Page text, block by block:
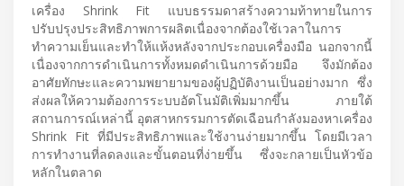
เครื่อง Shrink Fit แบบธรรมดาสร้างความท้าทายในการ
ปรับปรุงประสิทธิภาพการผลิตเนื่องจากต้องใช้เวลาในการ
ทำความเย็นและทำให้แห้งหลังจากประกอบเครื่องมือ นอกจากนี้
เนื่องจากการดำเนินการทั้งหมดดำเนินการด้วยมือ จึงมักต้อง
อาศัยทักษะและความพยายามของผู้ปฏิบัติงานเป็นอย่างมาก ซึ่ง
ส่งผลให้ความต้องการระบบอัตโนมัติเพิ่มมากขึ้น ภายใต้
สถานการณ์เหล่านี้ อุตสาหกรรมการตัดเฉือนกำลังมองหาเครื่อง
Shrink Fit ที่มีประสิทธิภาพและใช้งานง่ายมากขึ้น โดยมีเวลา
การทำงานที่ลดลงและขั้นตอนที่ง่ายขึ้น ซึ่งจะกลายเป็นหัวข้อ
หลักในตลาด